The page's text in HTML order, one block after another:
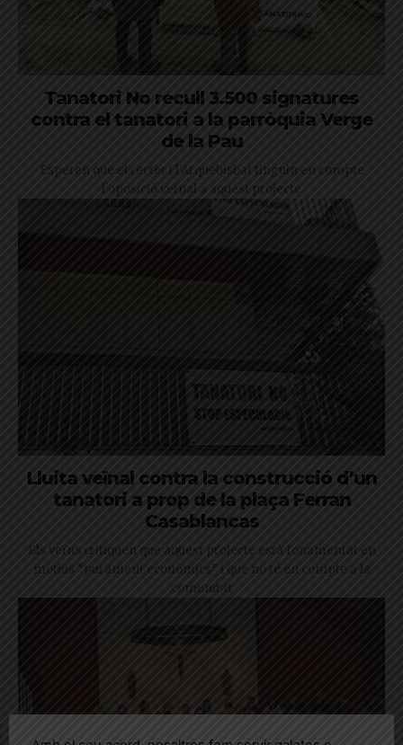
Tanatori No recull 3.500 signatures
contra el tanatori a la parròquia Verge
de la Pau
Esperen que el rector i l'Arquebisbat tinguin en compte
l'oposició veïnal a aquest projecte
Lluita veïnal contra la construcció d’un
tanatori a prop de la plaça Ferran
Casablancas
Els veïns critiquen que aquest projecte està fonamentat en
motius “purament econòmics” i que no té en compte a la
comunitat